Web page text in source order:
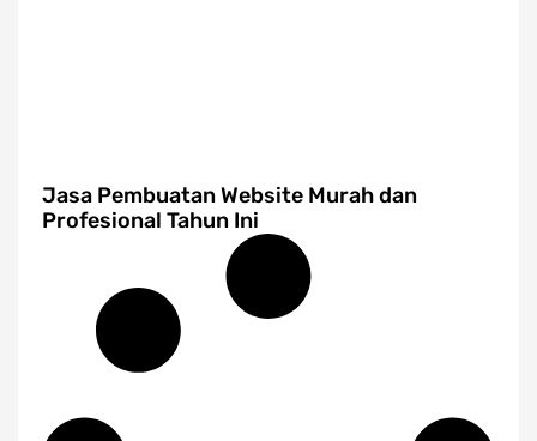
Jasa Pembuatan Website Murah dan
Profesional Tahun Ini